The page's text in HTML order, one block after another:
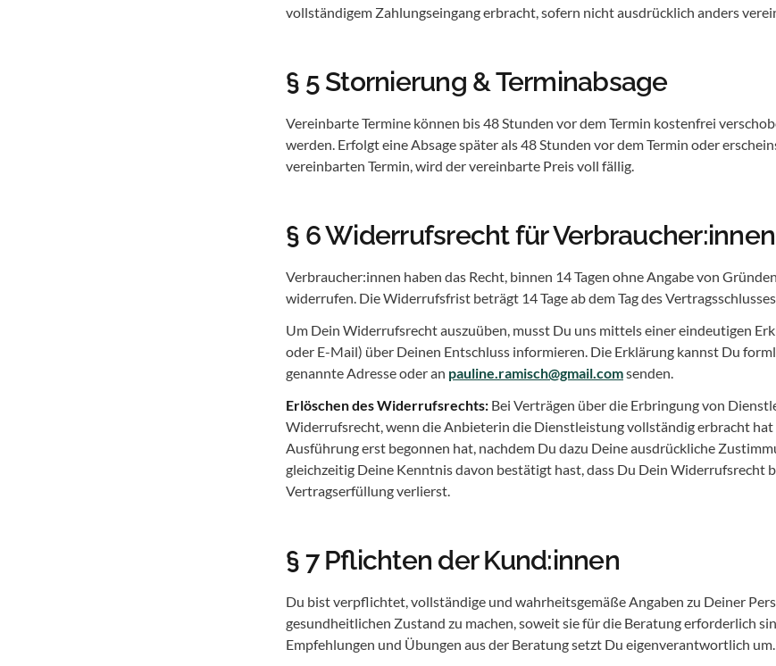
vollständigem Zahlungseingang erbracht, sofern nicht ausdrücklich anders
§ 5 Stornierung & Terminabsage
Vereinbarte Termine können bis 48 Stunden vor dem Termin kostenfrei
werden. Erfolgt eine Absage später als 48 Stunden vor dem Termin oder
vereinbarten Termin, wird der vereinbarte Preis voll fällig.
§ 6 Widerrufsrecht für Verbraucher:innen
Verbraucher:innen haben das Recht, binnen 14 Tagen ohne Angabe von
widerrufen. Die Widerrufsfrist beträgt 14 Tage ab dem Tag des
Um Dein Widerrufsrecht auszuüben, musst Du uns mittels einer eindeutigen
oder E-Mail) über Deinen Entschluss informieren. Die Erklärung kannst Du
genannte Adresse oder an pauline.ramisch@gmail.comsenden.
Erlöschen des Widerrufsrechts: Bei Verträgen über die Erbringung von
Widerrufsrecht, wenn die Anbieterin die Dienstleistung vollständig erbracht
Ausführung erst begonnen hat, nachdem Du dazu Deine ausdrückliche
gleichzeitig Deine Kenntnis davon bestätigt hast, dass Du Dein Widerrufsrecht
Vertragserfüllung verlierst.
§ 7 Pflichten der Kund:innen
Du bist verpflichtet, vollständige und wahrheitsgemäße Angaben zu Deiner
gesundheitlichen Zustand zu machen, soweit sie für die Beratung erforderlich
Empfehlungen und Übungen aus der Beratung setzt Du eigenverantwortlich um.